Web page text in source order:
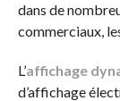
dans de
commerciaux,
L’affichage
d’affichage